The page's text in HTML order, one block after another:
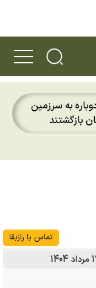
طلایی پاناما
خود احساس
تماس با رازبقا